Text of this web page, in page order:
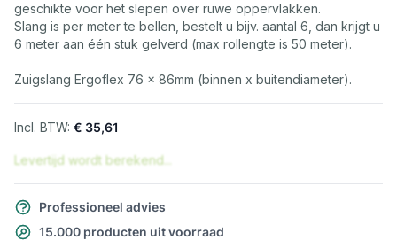
geschikte voor het slepen over ruwe oppervlakken.
Slang is per meter te bellen, bestelt u bijv. aantal 6, dan krijgt u
6 meter aan één stuk gelverd (max rollengte is 50 meter).
Zuigslang Ergoflex 76 x 86mm (binnen x buitendiameter).
€ 35,61
Levertijd wordt berekend...
Professioneel advies
15.000 producten uit voorraad